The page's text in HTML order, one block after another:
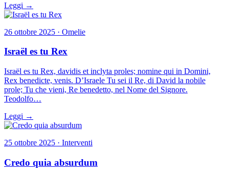
Leggi →
26 ottobre 2025 · Omelie
Israël es tu Rex
Israël es tu Rex, davidis et inclyta proles; nomine qui in Domini,
Rex benedicte, venis. D’Israele Tu sei il Re, di David la nobile
prole; Tu che vieni, Re benedetto, nel Nome del Signore.
Teodolfo…
Leggi →
25 ottobre 2025 · Interventi
Credo quia absurdum